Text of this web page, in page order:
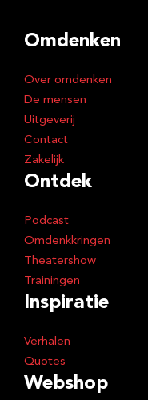
Omdenken
Over omdenken
De mensen
Uitgeverij
Contact
Zakelijk
Ontdek
Podcast
Omdenkkringen
Theatershow
Trainingen
Inspiratie
Verhalen
Quotes
Webshop